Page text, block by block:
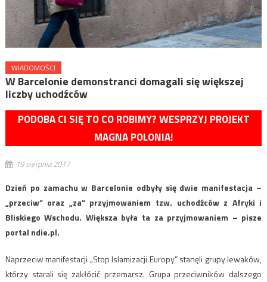
WIADOMOŚCI
W Barcelonie demonstranci domagali się większej
liczby uchodźców
PODOBA CI SIĘ TO CO ROBIMY? WESPRZYJ PROJEKT
MAGNA POLONIA!
19 sierpnia 2017
Dzień po zamachu w Barcelonie odbyły się dwie manifestacja –
„przeciw” oraz „za” przyjmowaniem tzw. uchodźców z Afryki i
Bliskiego Wschodu. Większa była ta za przyjmowaniem – pisze
portal ndie.pl.
Naprzeciw manifestacji „Stop Islamizacji Europy” stanęli grupy lewaków,
którzy starali się zakłócić przemarsz. Grupa przeciwników dalszego